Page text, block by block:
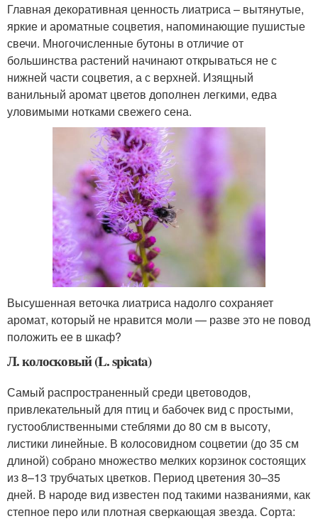
Главная декоративная ценность лиатриса – вытянутые,
яркие и ароматные соцветия, напоминающие пушистые
свечи. Многочисленные бутоны в отличие от
большинства растений начинают открываться не с
нижней части соцветия, а с верхней. Изящный
ванильный аромат цветов дополнен легкими, едва
уловимыми нотками свежего сена.
Высушенная веточка лиатриса надолго сохраняет
аромат, который не нравится моли — разве это не повод
положить ее в шкаф?
Л. колосковый (L. spicata)
Самый распространенный среди цветоводов,
привлекательный для птиц и бабочек вид с простыми,
густооблиственными стеблями до 80 см в высоту,
листики линейные. В колосовидном соцветии (до 35 см
длиной) собрано множество мелких корзинок состоящих
из 8–13 трубчатых цветков. Период цветения 30–35
дней. В народе вид известен под такими названиями, как
степное перо или плотная сверкающая звезда. Сорта: